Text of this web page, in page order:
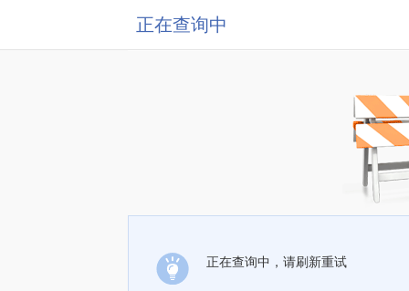
正在查询中
正在查询中，请刷新重试